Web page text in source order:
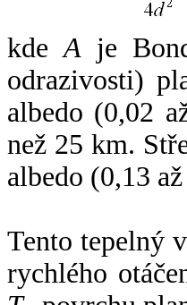
kdeA je
odrazivosti)
albedo (0,02
než 25 km.
albedo (0,13
Tento tepelný
rychlého